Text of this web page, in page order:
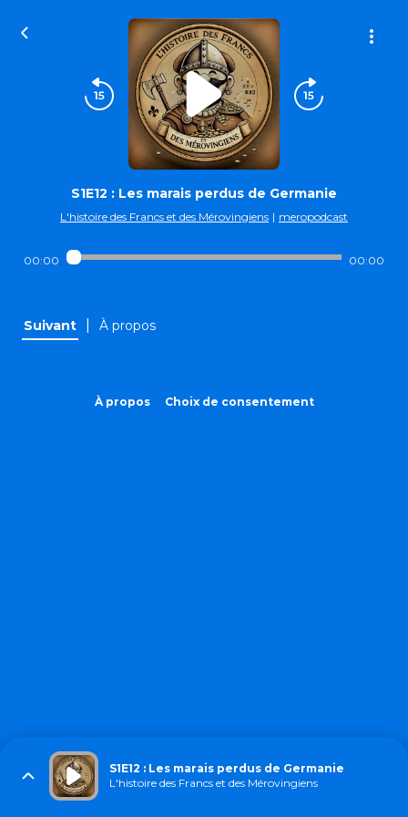
S1E12 : Les marais perdus de Germanie
L'histoire des Francs et des Mérovingiens | meropodcast
00:00 00:00
Suivant À propos
À propos Choix de consentement
S1E12 : Les marais perdus de Germanie
L'histoire des Francs et des Mérovingiens